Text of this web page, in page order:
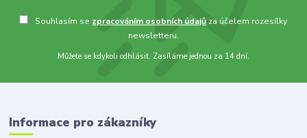
Souhlasím se zpracováním osobních údajů za účelem rozesílky
newsletteru.
Můžete se kdykoli odhlásit. Zasíláme jednou za 14 dní.
Informace pro zákazníky